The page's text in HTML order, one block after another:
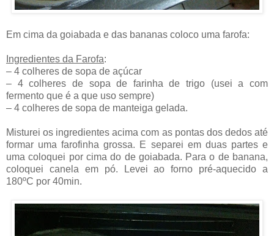
Em cima da goiabada e das bananas coloco uma farofa:
Ingredientes da Farofa:
– 4 colheres de sopa de açúcar
– 4 colheres de sopa de farinha de trigo (usei a com
fermento que é a que uso sempre)
– 4 colheres de sopa de manteiga gelada.
Misturei os ingredientes acima com as pontas dos dedos até
formar uma farofinha grossa. E separei em duas partes e
uma coloquei por cima do de goiabada. Para o de banana,
coloquei canela em pó. Levei ao forno pré-aquecido a
180ºC por 40min.